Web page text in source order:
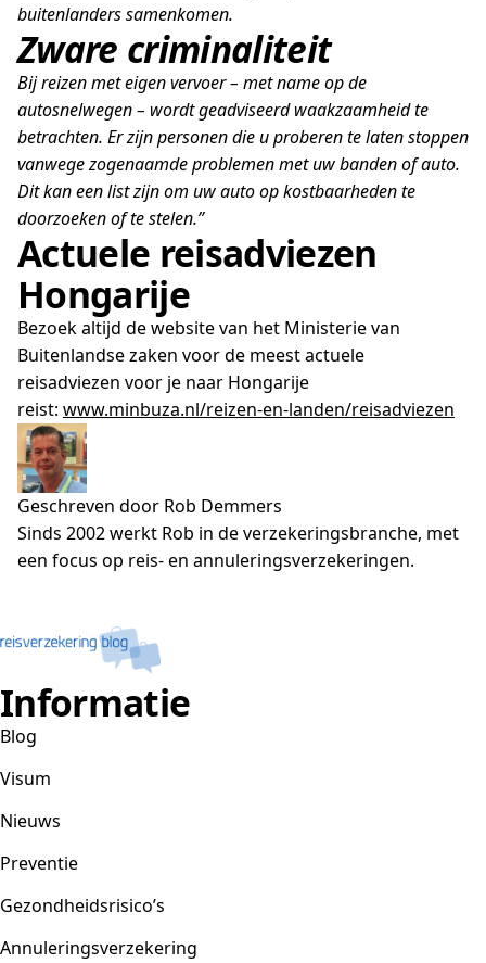
buitenlanders samenkomen.
Zware criminaliteit
Bij reizen met eigen vervoer – met name op de
autosnelwegen – wordt geadviseerd waakzaamheid te
betrachten. Er zijn personen die u proberen te laten stoppen
vanwege zogenaamde problemen met uw banden of auto.
Dit kan een list zijn om uw auto op kostbaarheden te
doorzoeken of te stelen.”
Actuele reisadviezen
Hongarije
Bezoek altijd de website van het Ministerie van
Buitenlandse zaken voor de meest actuele
reisadviezen voor je naar Hongarije
reist: www.minbuza.nl/reizen-en-landen/reisadviezen
Geschreven door Rob Demmers
Sinds 2002 werkt Rob in de verzekeringsbranche, met
een focus op reis- en annuleringsverzekeringen.
Informatie
Blog
Visum
Nieuws
Preventie
Gezondheidsrisico’s
Annuleringsverzekering